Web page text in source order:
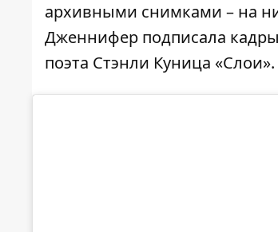
архивными снимками – на
Дженнифер подписала кадры
поэта Стэнли Куница «Слои».